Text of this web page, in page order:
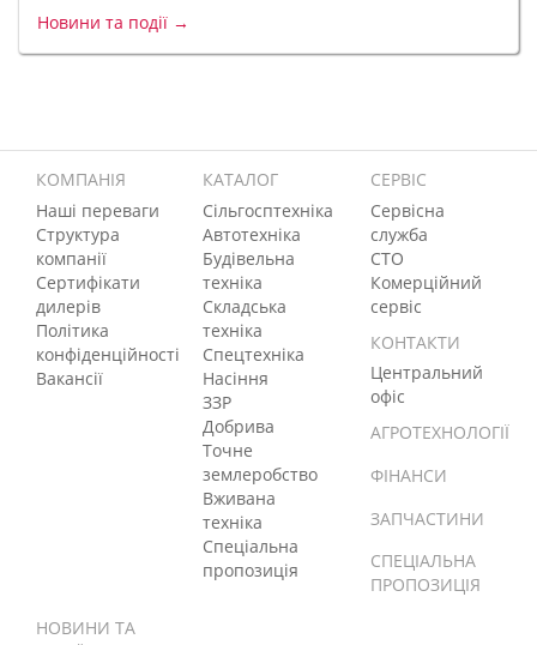
Новини та події →
КОМПАНІЯ
Наші переваги
Структура
компанії
Сертифікати
дилерів
Політика
конфіденційності
Вакансії
КАТАЛОГ
Сільгосптехніка
Автотехніка
Будівельна
техніка
Складська
техніка
Спецтехніка
Насіння
ЗЗР
Добрива
Точне
землеробство
Вживана
техніка
Спеціальна
пропозиція
СЕРВІС
Сервісна
служба
СТО
Комерційний
сервіс
КОНТАКТИ
Центральний
офіс
АГРОТЕХНОЛОГІЇ
ФІНАНСИ
ЗАПЧАСТИНИ
СПЕЦІАЛЬНА
ПРОПОЗИЦІЯ
НОВИНИ ТА